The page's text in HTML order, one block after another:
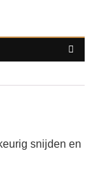
snijden en